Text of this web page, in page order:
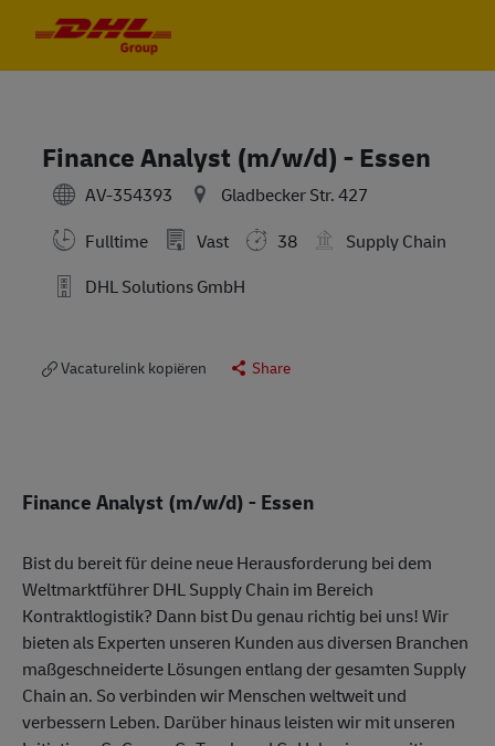
Finance Analyst (m/w/d) - Essen
AV-354393
Gladbecker Str. 427
Fulltime
Vast 38
Supply Chain
DHL Solutions GmbH
Vacaturelink kopiëren Share
Finance Analyst (m/w/d) - Essen
Bist du bereit für deine neue Herausforderung bei dem
Weltmarktführer DHL Supply Chain im Bereich
Kontraktlogistik? Dann bist Du genau richtig bei uns! Wir
bieten als Experten unseren Kunden aus diversen Branchen
maßgeschneiderte Lösungen entlang der gesamten Supply
Chain an. So verbinden wir Menschen weltweit und
verbessern Leben. Darüber hinaus leisten wir mit unseren